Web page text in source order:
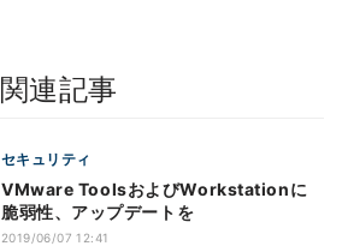
連記事
セキュリティ
VMware ToolsおよびWorkstationに
脆弱性、アップデートを
2019/06/07 12:41